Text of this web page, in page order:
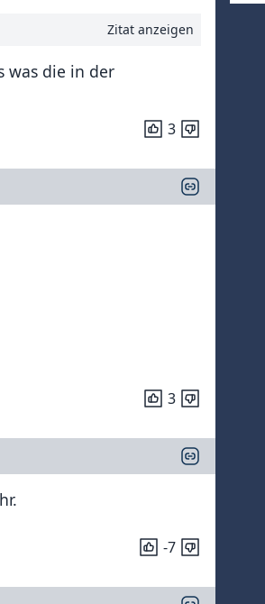
Zitat anzeigen
was die in der
3
3
-7